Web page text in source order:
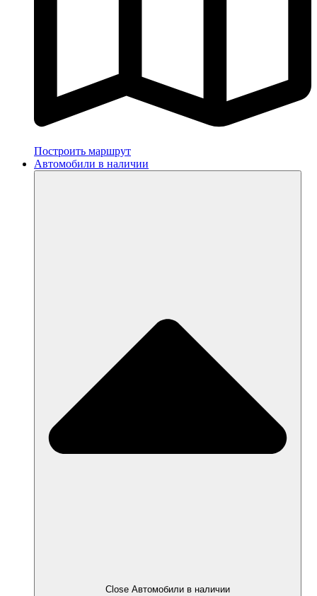
Построить маршрут
Автомобили в наличии
Close Автомобили в наличии